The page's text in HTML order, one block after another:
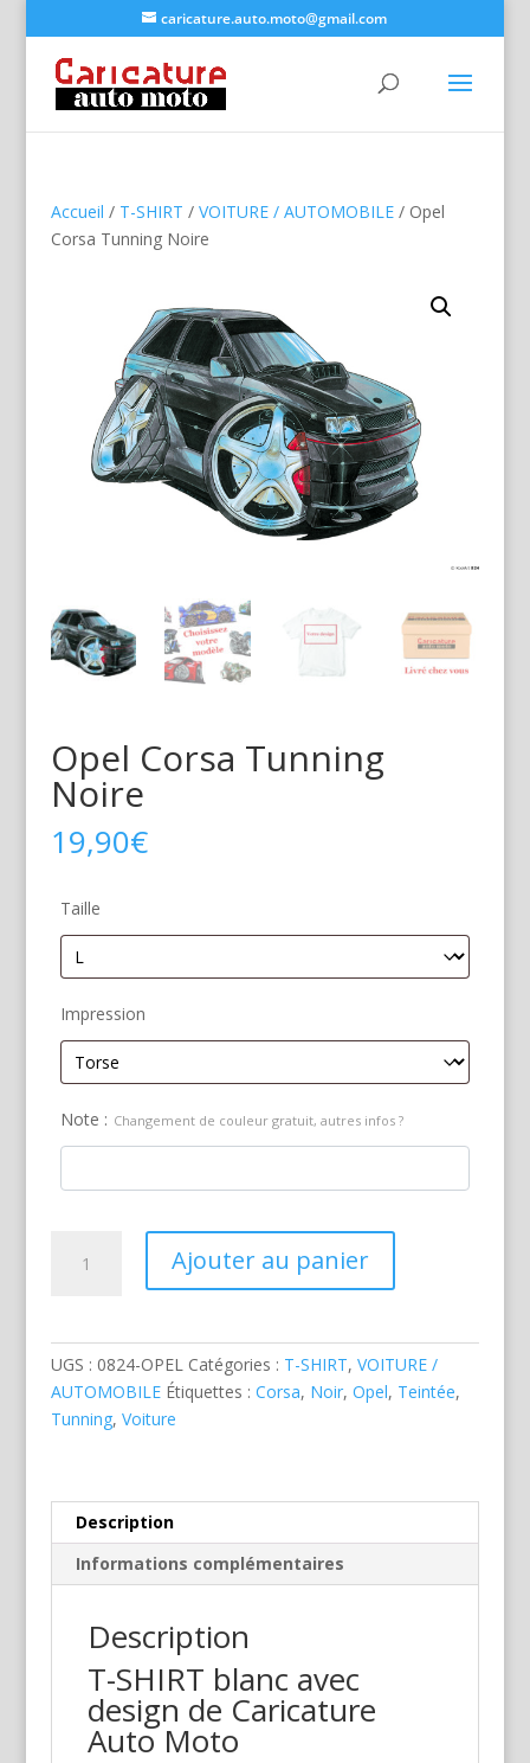
caricature.auto.moto@gmail.com
Accueil / T-SHIRT / VOITURE / AUTOMOBILE/ Opel
Corsa Tunning Noire
Opel Corsa Tunning
Noire
19,90€
Taille
Impression
Note : Changement de couleur gratuit, autres infos ?
Ajouter au panier
UGS : 0824-OPEL Catégories : T-SHIRT, VOITURE /
AUTOMOBILE Étiquettes : Corsa, Noir, Opel, Teintée,
Tunning, Voiture
Description
Informations complémentaires
Description
T-SHIRT blanc avec
design de Caricature
Auto Moto